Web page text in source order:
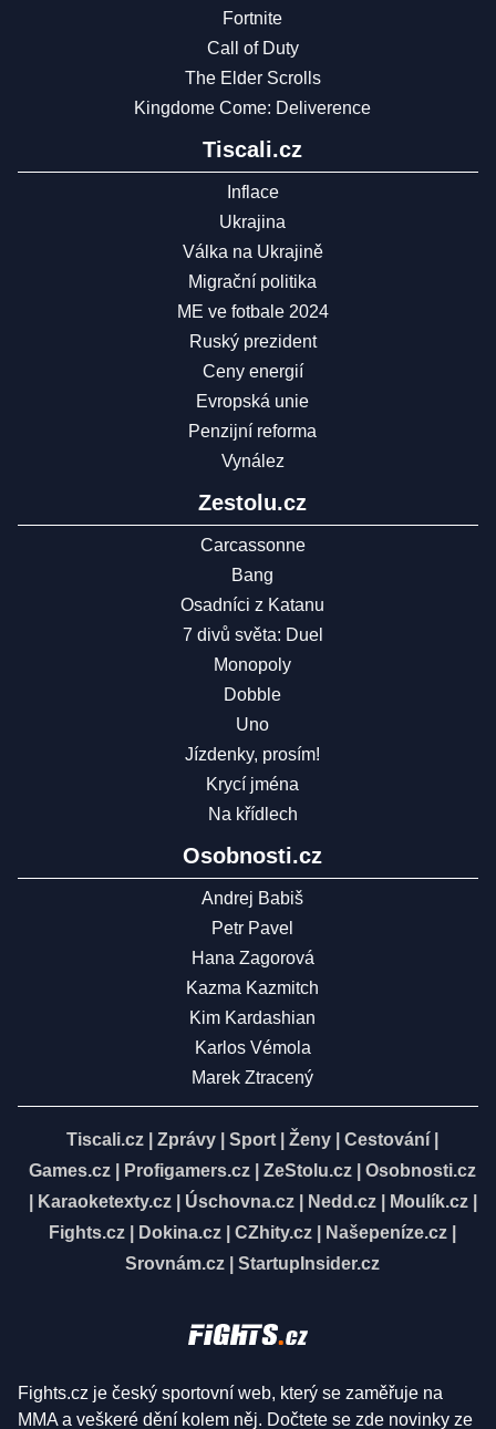
Fortnite
Call of Duty
The Elder Scrolls
Kingdome Come: Deliverence
Tiscali.cz
Inflace
Ukrajina
Válka na Ukrajině
Migrační politika
ME ve fotbale 2024
Ruský prezident
Ceny energií
Evropská unie
Penzijní reforma
Vynález
Zestolu.cz
Carcassonne
Bang
Osadníci z Katanu
7 divů světa: Duel
Monopoly
Dobble
Uno
Jízdenky, prosím!
Krycí jména
Na křídlech
Osobnosti.cz
Andrej Babiš
Petr Pavel
Hana Zagorová
Kazma Kazmitch
Kim Kardashian
Karlos Vémola
Marek Ztracený
Tiscali.cz Zprávy Sport Ženy Cestování
Games.cz
Profigamers.cz ZeStolu.cz
Osobnosti.cz
Karaoketexty.cz| Úschovna.cz| Nedd.cz| Moulík.cz|
Fights.cz
Dokina.cz CZhity.cz Našepeníze.cz
Srovnám.cz
StartupInsider.cz
Fights.cz je český sportovní web, který se zaměřuje na
MMA a veškeré dění kolem něj. Dočtete se zde novinky ze